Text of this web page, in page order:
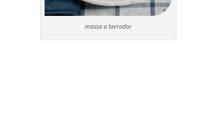
massa a lavrador